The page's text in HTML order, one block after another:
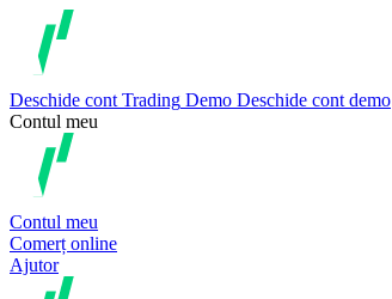
Deschide cont Trading Demo Deschide cont demo
Contul meu
Contul meu
Comerț online
Ajutor